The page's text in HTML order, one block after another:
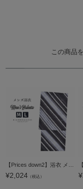
この商品
¥2,024 （税込） ¥